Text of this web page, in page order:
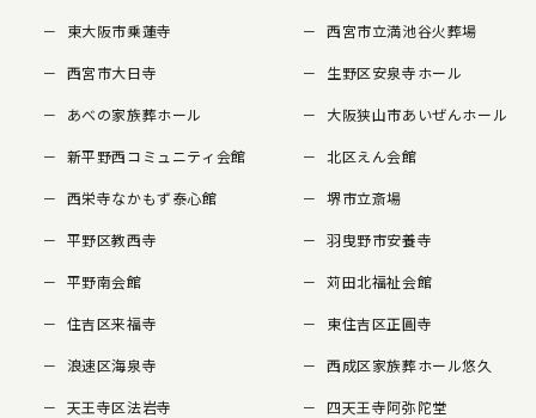
東大阪市乗蓮寺 西宮市立満池谷火葬場
西宮市大日寺 生野区安泉寺ホール
あべの家族葬ホール 大阪狭山市あいぜんホール
新平野西コミュニティ会館 北区えん会館
西栄寺なかもず泰心館 堺市立斎場
平野区教西寺 羽曳野市安養寺
平野南会館 苅田北福祉会館
住吉区来福寺 東住吉区正圓寺
浪速区海泉寺 西成区家族葬ホール悠久
天王寺区法岩寺 四天王寺阿弥陀堂